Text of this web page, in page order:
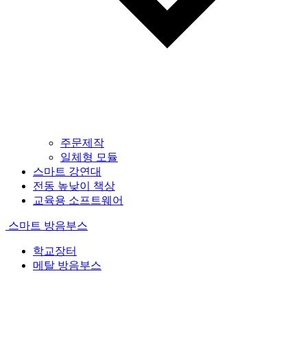
주문제작
일체형 모듈
스마트 강연대
전동 높낮이 책상
교육용 소프트웨어
스마트 방음부스
학교장터
메탈 방음부스